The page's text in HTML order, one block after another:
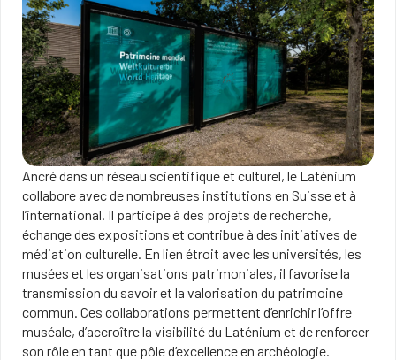
Ancré dans un réseau scientifique et culturel, le Laténium
collabore avec de nombreuses institutions en Suisse et à
l’international. Il participe à des projets de recherche,
échange des expositions et contribue à des initiatives de
médiation culturelle. En lien étroit avec les universités, les
musées et les organisations patrimoniales, il favorise la
transmission du savoir et la valorisation du patrimoine
commun. Ces collaborations permettent d’enrichir l’offre
muséale, d’accroître la visibilité du Laténium et de renforcer
son rôle en tant que pôle d’excellence en archéologie.